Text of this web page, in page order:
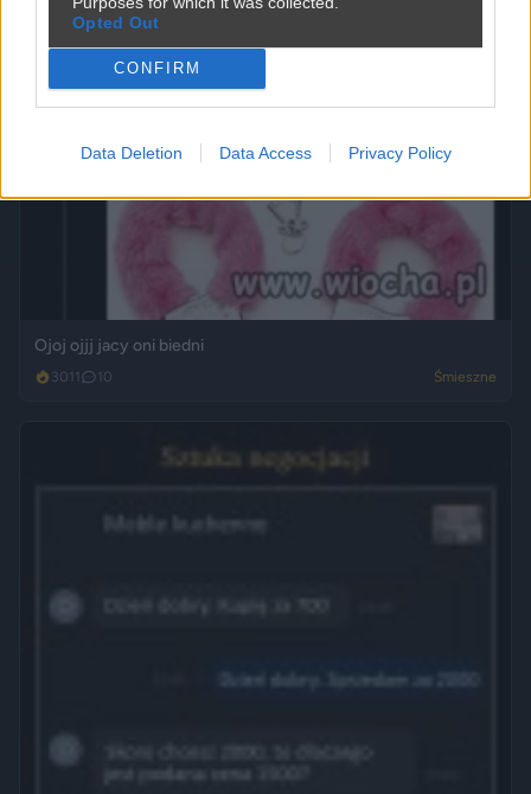
Opted Out
CONFIRM
Data Deletion Data Access Privacy Policy
Ojoj ojjj jacy oni biedni
3011 10 Śmieszne